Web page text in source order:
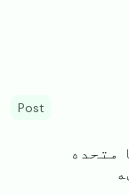
Post
متحده